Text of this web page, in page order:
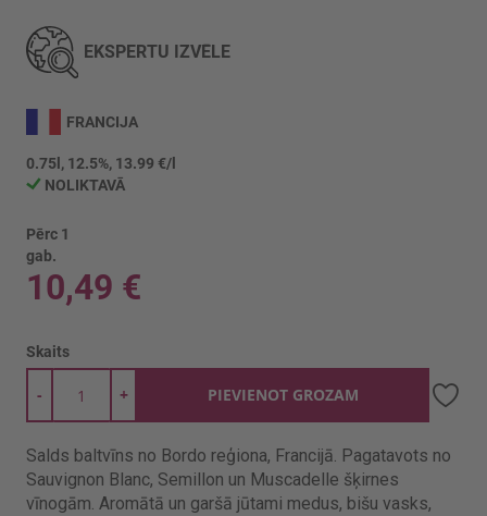
uz
galerijas
sākumu
EKSPERTU IZVĒLE
FRANCIJA
0.75l, 12.5%, 13.99 €/l
NOLIKTAVĀ
Pērc 1
gab.
10,49 €
Skaits
+
- PIEVIENOT GROZAM
Salds baltvīns no Bordo reģiona, Francijā. Pagatavots no
Sauvignon Blanc, Semillon un Muscadelle šķirnes
vīnogām. Aromātā un garšā jūtami medus, bišu vasks,